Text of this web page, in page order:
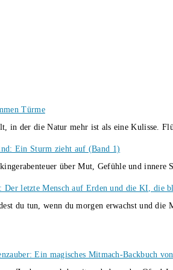
Türme
in der die Natur mehr ist als eine Kulisse.
Ein Sturm zieht auf (Band 1)
über Mut, Gefühle und
Der letzte Mensch auf Erden und die KI, die
du tun, wenn du morgen erwachst und
Ein magisches Mitmach-Backbuch